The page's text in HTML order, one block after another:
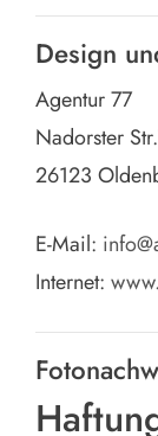
Design
Agentur 77
Nadorster
26123
E-Mail:
Internet: